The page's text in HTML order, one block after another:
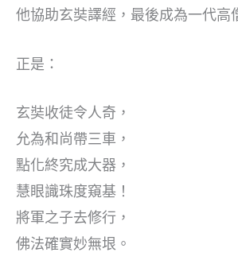
他協助玄奘譯經，最後成為一代高
正是：
玄奘收徒令人奇，
允為和尚帶三車，
點化終究成大器，
慧眼識珠度窺基！
將軍之子去修行，
佛法確實妙無垠。